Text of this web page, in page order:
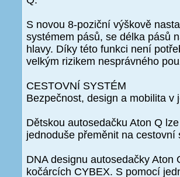
S novou 8-poziční výškově
systémem pásů, se délka pásů
hlavy. Díky této funkci není
velkým rizikem nesprávného
CESTOVNÍ SYSTÉM
Bezpečnost, design a mobilita v
Dětskou autosedačku Aton Q
jednoduše přeměnit na cestovní
DNA designu autosedačky Aton
kočárcích CYBEX. S pomocí